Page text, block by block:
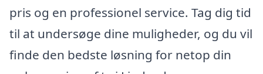
pris og en professionel service. Tag dig tid
til at undersøge dine muligheder, og du vil
finde den bedste løsning for netop din